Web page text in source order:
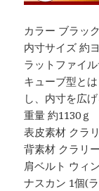
カラー ブラック
内寸サイズ 約
ラットファイ
キューブ型と
し、内寸を広
重量 約1130ｇ
表皮素材 クラ
背素材 クラリ
肩ベルト ウィ
ナスカン 1個(